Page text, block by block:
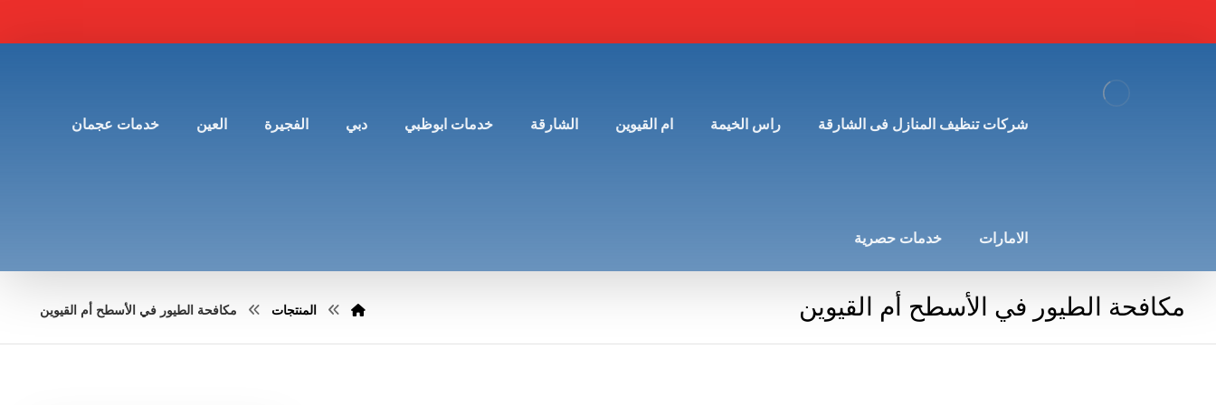
شركات تنظيف المنازل فى الشارقة راس الخيمة ام القيوين الشارقة خدمات ابوظبي دبي الفجيرة العين خدمات عجمان
الامارات خدمات حصرية
مكافحة الطيور في الأسطح أم القيوين المنتجات مكافحة الطيور في الأسطح أم القيوين